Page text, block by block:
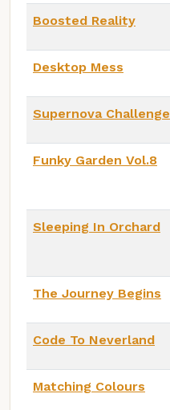
Boosted Reality
Desktop Mess
Supernova Challenge
Funky Garden Vol.8
Sleeping In Orchard
The Journey Begins
Code To Neverland
Matching Colours